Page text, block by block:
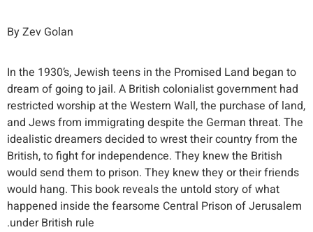
By Zev Golan
In the 1930’s, Jewish teens in the Promised Land began to
dream of going to jail. A British colonialist government had
restricted worship at the Western Wall, the purchase of land,
and Jews from immigrating despite the German threat. The
idealistic dreamers decided to wrest their country from the
British, to fight for independence. They knew the British
would send them to prison. They knew they or their friends
would hang. This book reveals the untold story of what
happened inside the fearsome Central Prison of Jerusalem
under British rule.